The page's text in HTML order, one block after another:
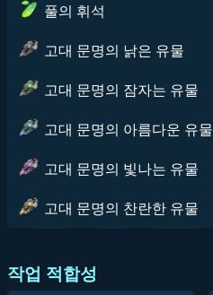
풀의 휘석
고대 문명의 낡은 유물
고대 문명의 잠자는 유물
고대 문명의 아름다운 유물
고대 문명의 빛나는 유물
고대 문명의 찬란한 유물
작업 적합성